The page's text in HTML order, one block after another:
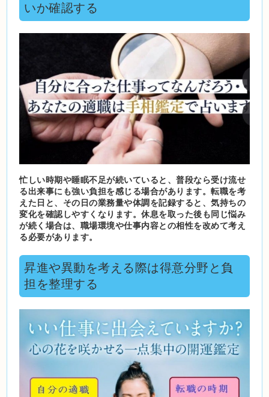
いか確認する
忙しい時期や睡眠不足が続いていると、普段なら受け流せ
る出来事にも強い負担を感じる場合があります。転職を考
えた日と、その日の業務量や体調を記録すると、気持ちの
変化を確認しやすくなります。休息を取った後も同じ悩み
が続く場合は、職場環境や仕事内容との相性を改めて考え
る必要があります。
昇進や異動を考える際は得意分野と負
担を整理する